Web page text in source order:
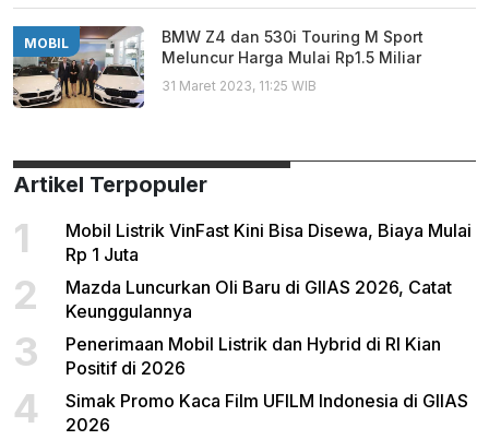
MOBIL
BMW Z4 dan 530i Touring M Sport
Meluncur Harga Mulai Rp1.5 Miliar
31 Maret 2023, 11:25 WIB
Artikel Terpopuler
1
Mobil Listrik VinFast Kini Bisa Disewa, Biaya Mulai
Rp 1 Juta
2
Mazda Luncurkan Oli Baru di GIIAS 2026, Catat
Keunggulannya
3
Penerimaan Mobil Listrik dan Hybrid di RI Kian
Positif di 2026
4
Simak Promo Kaca Film UFILM Indonesia di GIIAS
2026